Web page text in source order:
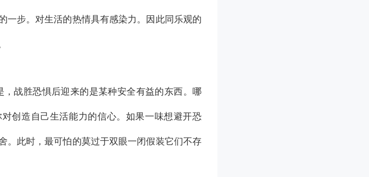
一步。对生活的热情具有感染力。因此同乐观的
，战胜恐惧后迎来的是某种安全有益的东西。哪
创造自己生活能力的信心。如果一味想避开恐
。此时，最可怕的莫过于双眼一闭假装它们不存